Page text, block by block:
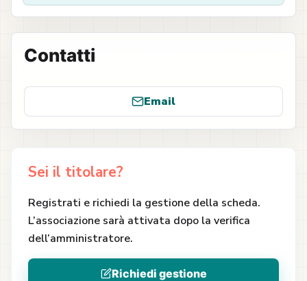
Contatti
Email
Sei il titolare?
Registrati e richiedi la gestione della scheda.
L’associazione sarà attivata dopo la verifica
dell’amministratore.
Richiedi gestione